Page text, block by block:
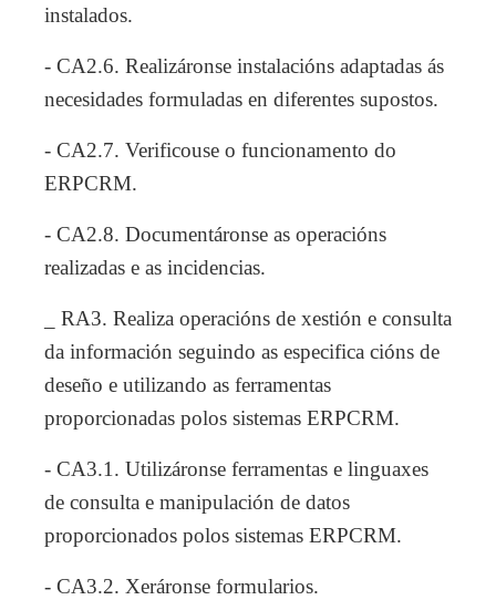
instalados.
- CA2.6. Realizáronse instalacións adaptadas ás
necesidades formuladas en diferentes supostos.
- CA2.7. Verificouse o funcionamento do
ERPCRM.
- CA2.8. Documentáronse as operacións
realizadas e as incidencias.
_ RA3. Realiza operacións de xestión e consulta
da información seguindo as especifica cións de
deseño e utilizando as ferramentas
proporcionadas polos sistemas ERPCRM.
- CA3.1. Utilizáronse ferramentas e linguaxes
de consulta e manipulación de datos
proporcionados polos sistemas ERPCRM.
- CA3.2. Xeráronse formularios.